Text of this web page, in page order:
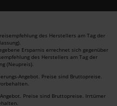
des Herstellers am Tag der
Ersparnis errechnet sich gegenüber
des Herstellers am Tag der
(Neupreis).
Angebot. Preise sind Bruttopreise.
Preise sind Bruttopreise. Irrtümer